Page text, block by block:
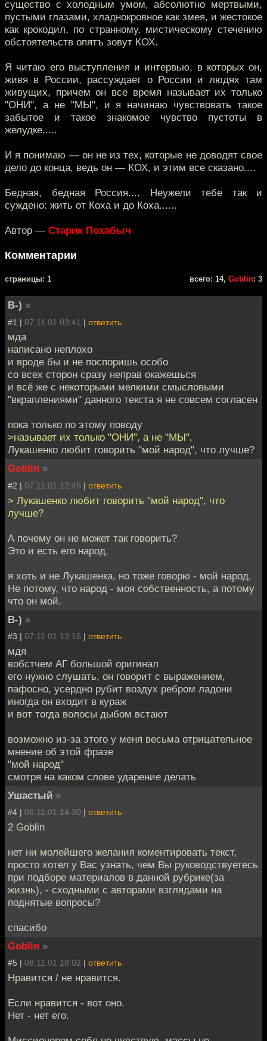
существо с холодным умом, абсолютно мертвыми,
пустыми глазами, хладнокровное как змея, и жестокое
как крокодил, по странному, мистическому стечению
обстоятельств опятъ зовут КОХ.
Я читаю его выступления и интервью, в которых он,
живя в России, рассуждает о России и людях там
живущих, причем он все время называет их только
"ОНИ", а не "МЫ", и я начинаю чувствовать такое
забытое и такое знакомое чувство пустоты в
желудке.....
И я понимаю — он не из тех, которые не доводят свое
дело до конца, ведь он — КОХ, и этим все сказано....
Бедная, бедная Россия.... Неужели тебе так и
суждено: жить от Коха и до Коха......
Автор — Старик Похабыч
Комментарии
cтраницы: 1 всего: 14, Goblin: 3
B-) »
#1 | 07.11.01 03:41 | ответить
мда
написано неплохо
и вроде бы и не поспоришь особо
со всех сторон сразу неправ окажешься
и всё же с некоторыми мелкими смысловыми
"вкраплениями" данного текста я не совсем согласен
пока только по этому поводу
>называет их только "ОНИ", а не "МЫ",
Лукашенко любит говорить "мой народ", что лучше?
Goblin »
#2 | 07.11.01 12:45 | ответить
> Лукашенко любит говорить "мой народ", что
лучше?
А почему он не может так говорить?
Это и есть его народ.
я хоть и не Лукашенка, но тоже говорю - мой народ.
Не потому, что народ - моя собственность, а потому
что он мой.
B-) »
#3 | 07.11.01 13:16 | ответить
мдя
вобстчем АГ большой оригинал
его нужно слушать, он говорит с выражением,
пафосно, усердно рубит воздух ребром ладони
иногда он входит в кураж
и вот тогда волосы дыбом встают
возможно из-за этого у меня весьма отрицательное
мнение об этой фразе
"мой народ"
смотря на каком слове ударение делать
Ушастый »
#4 | 08.11.01 14:30 | ответить
2 Goblin
нет ни молейшего желания коментировать текст,
просто хотел у Вас узнать, чем Вы руководствуетесь
при подборе материалов в данной рубрике(за
жизнь), - сходными с авторами взглядами на
поднятые вопросы?
спасибо
Goblin »
#5 | 08.11.01 18:02 | ответить
Нравится / не нравится.
Если нравится - вот оно.
Нет - нет его.